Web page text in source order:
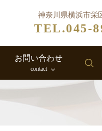
神奈川県横浜市栄
TEL.045-
お問い合わせ
contact